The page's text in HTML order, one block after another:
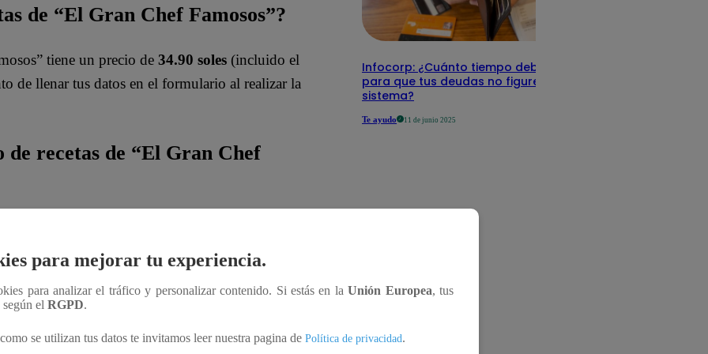
de “El Gran Chef Famosos”?
tiene un precio de 34.90 soles (incluido el
de llenar tus datos en el formulario al realizar la
de recetas de “El Gran Chef
Chef Famosos” se realizará únicamente a través
web oficiales más que la señalada.
Infocorp: ¿Cuánto tiempo debe pasar
para que tus deudas no figuren en su
sistema?
Te ayudo 11 de junio 2025
para mejorar tu experiencia.
para analizar el tráfico y personalizar contenido. Si estás en laUnión Europea, tus
según el RGPD.
se utilizan tus datos te invitamos leer nuestra pagina de Política de privacidad.